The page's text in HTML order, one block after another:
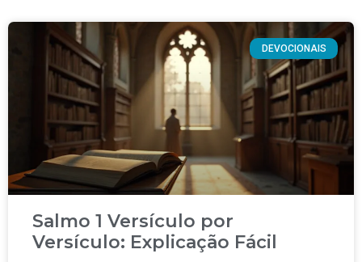
DEVOCIONAIS
Salmo 1 Versículo por
Versículo: Explicação Fácil